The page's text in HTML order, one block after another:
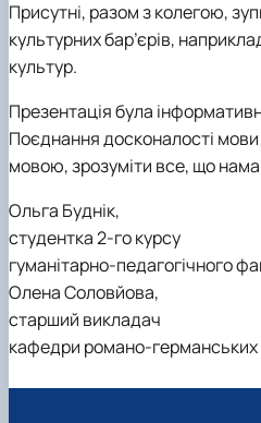
Присутні, разом з колегою,
культурних бар’єрів,
культур.
Презентація була
Поєднання досконалості
мовою, зрозуміти все, що
Ольга Буднік,
студентка 2-го курсу
гуманітарно-педагогічного
Олена Соловйова,
старший викладач
кафедри романо-германських